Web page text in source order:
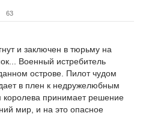
63
и заключен в тюрьму на
Военный истребитель
острове. Пилот чудом
в плен к недружелюбным
королева принимает решение
мир, и на это опасное